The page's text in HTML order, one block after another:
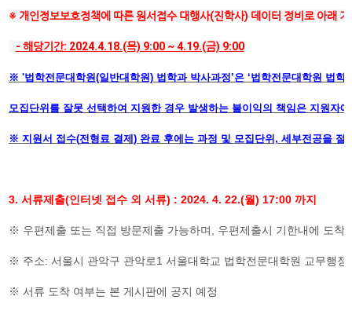
※ 개인정보보호정책에 따른 원서접수 대행사(진학사) 데이터 정비로 아래
- 해당기간: 2024.4.18.(목) 9:00 ~ 4.19.(금) 9:00
※ '법학전문대학원(일반대학원) 법학과 박사과정’은 ‘법학전문대학원 법학
모집단위를 잘못 선택하여 지원한 경우 발생하는 불이익의 책임은 지원자
※ 지원서 접수(전형료 결제 ) 완료 후에는 과정 및 모집단위, 세부전공을 절
3. 서류제출(인터넷 접수 외 서류) : 2024. 4. 22.(월) 17:00 까지
※ 우편제출 또는 직접 방문제출 가능하며 , 우편제출시 기한내에 도착
​※ 주소: 서울시 관악구 관악로1 서울대학교 법학전문대학원 교무행정
※ ​ 서류 도착 여부는 본 게시판에 공지 예정